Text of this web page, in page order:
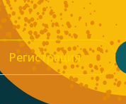
Регистрация